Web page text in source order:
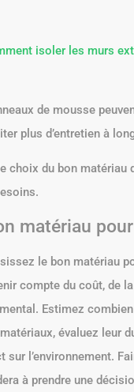
isoler les murs
de mousse
plus d’entretien à
choix du bon matériau
matériau
le bon matériau
compte du coût, de
Estimez
évaluez leur
sur l’environnement.
à prendre une